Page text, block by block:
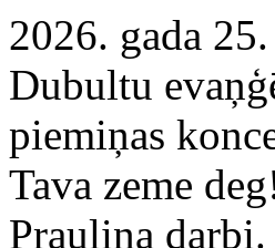
2026. gada
Dubultu
piemiņas
Tava zeme
Prauliņa